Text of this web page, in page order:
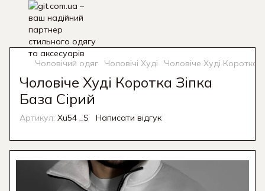
Чоловічий одяг Чоловічі Худі Чоловіче Худі Коротка
Чоловіче Худі Коротка Зіпка
База Сірий
Артикул: Xu54 _S Написати відгук